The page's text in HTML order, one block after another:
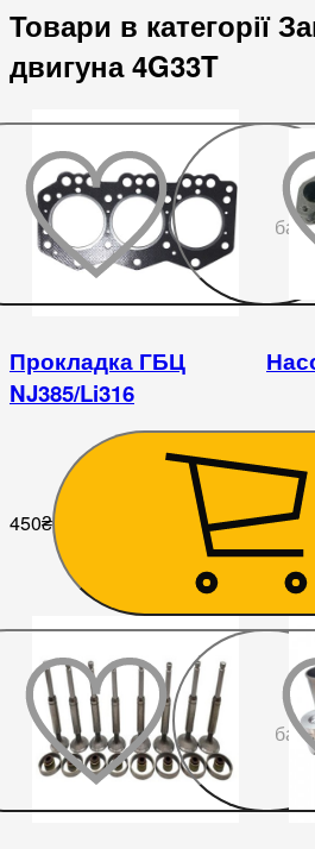
Товари в категорії
двигуна 4G33T
Прокладка ГБЦ
NJ385/Li316
450₴
3 465